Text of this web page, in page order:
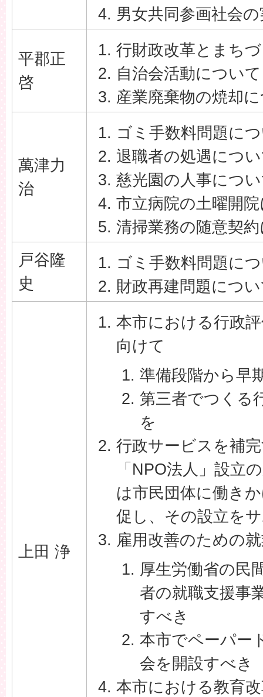
男女共同参画社会
平郡正
啓
行財政改革とまち
自治会活動について
産業廃棄物の焼却
萬津力
治
ゴミ手数料問題に
退職者の処遇につ
慈光園の人事につ
市立病院の土曜開
清掃業務の随意契
戸谷隆
史
ゴミ手数料問題に
財政再建問題につ
上田 浄
本市における行政
向けて
準備段階から早
第三者でつくる
を
行政サービスを補
「NPO法人」設立
は市民団体に働き
促し、その設立を
雇用改善のための
厚生労働省の民
者の就職支援事
すべき
本市でペーパー
会を開設すべき
本市における教育